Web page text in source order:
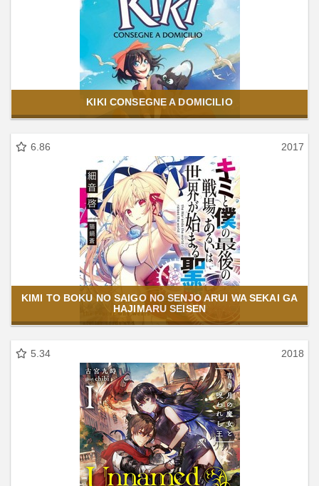
KIKI CONSEGNE A DOMICILIO
6.86 2017
KIMI TO BOKU NO SAIGO NO SENJO ARUI WA SEKAI GA
HAJIMARU SEISEN
5.34 2018